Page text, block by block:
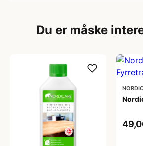
Du er måske